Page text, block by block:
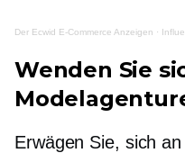
Der Ecwid E-Commerce Anzeigen ·
Wenden Sie
Erwägen Sie, sich